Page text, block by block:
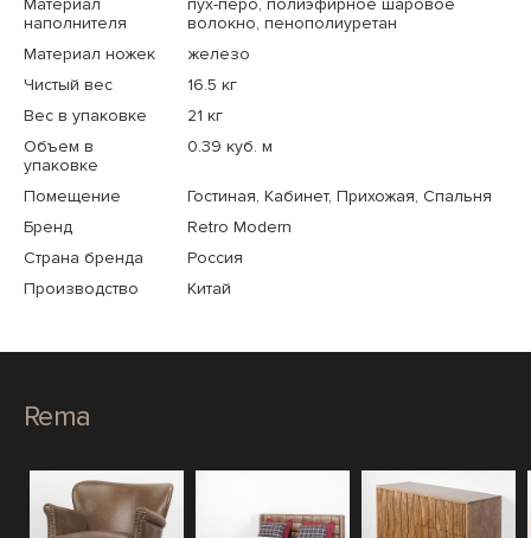
Материал
наполнителя
пух-перо, полиэфирное шаровое
волокно, пенополиуретан
Материал ножек
железо
Чистый вес
16.5 кг
Вес в упаковке
21 кг
Объем в
упаковке
0.39 куб. м
Помещение
Гостиная, Кабинет, Прихожая, Спальня
Бренд
Retro Modern
Страна бренда
Россия
Производство
Китай
Rema